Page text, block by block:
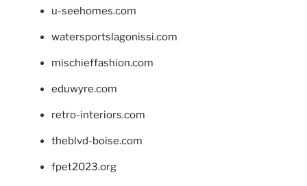
u-seehomes.com
watersportslagonissi.com
mischieffashion.com
eduwyre.com
retro-interiors.com
theblvd-boise.com
fpet2023.org